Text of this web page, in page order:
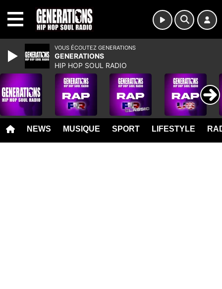
NEWS MUSIQUE SPORT LIFESTYLE
VOUS ÉCOUTEZ GENERATIONS
GENERATIONS
HIP HOP SOUL RADIO